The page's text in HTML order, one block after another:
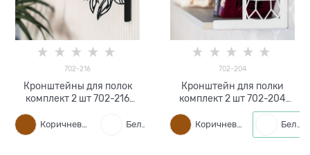
702-216
Кронштейны для полок
комплект 2 шт 702-216
Коричневый Белый Черный
702-204
Кронштейн для полки
комплект 2 шт 702-204
Коричневый Белый